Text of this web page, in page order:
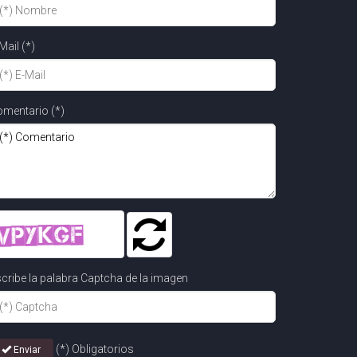
(*)
(*)
la palabra Captcha de la imagen
Enviar (*) Obligatorios